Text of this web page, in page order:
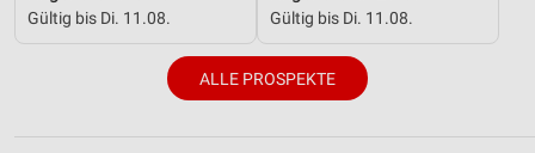
Gültig bis Di. 11.08. Gültig bis Di. 11.08.
ALLE PROSPEKTE